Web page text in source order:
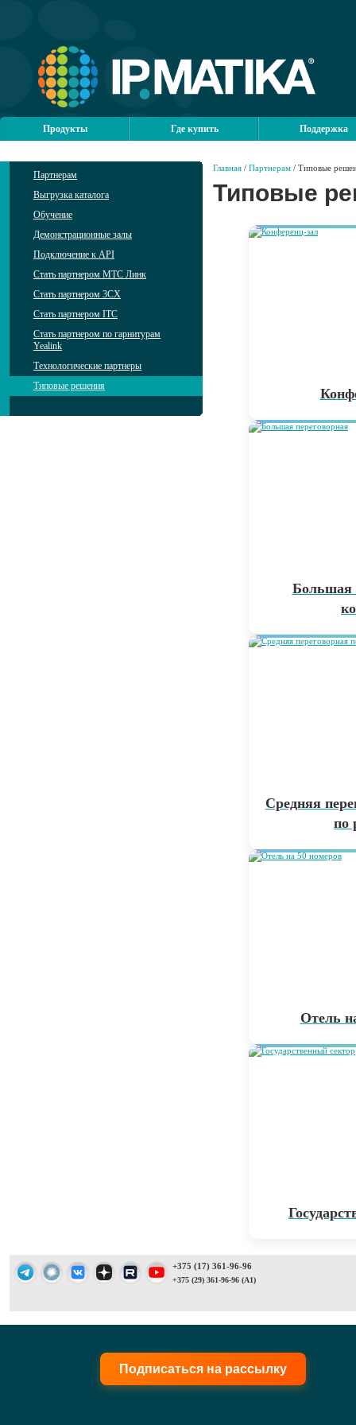
Продукты Где купить Поддержка
Партнерам
Выгрузка каталога
Обучение
Демонстрационные залы
Подключение к API
Стать партнером МТС Линк
Стать партнером 3CX
Стать партнером ITC
Стать партнером по гарнитурам
Yealink
Технологические партнеры
Типовые решения
Главная / Партнерам / Типовые
Типовые
Большая
Средняя
по
Отель
+375 (17) 361-96-96
+375 (29) 361-96-96 (A1)
Подписаться на рассылку